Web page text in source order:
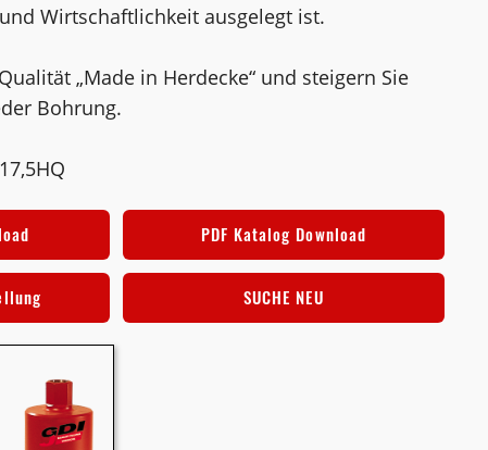
Wirtschaftlichkeit ausgelegt ist.
„Made in Herdecke“ und steigern Sie
Bohrung.
PDF Katalog Download
SUCHE NEU